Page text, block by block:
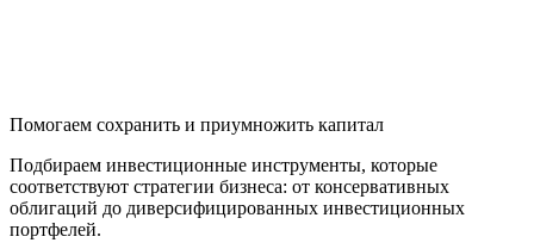
Помогаем сохранить и приумножить капитал
Подбираем инвестиционные инструменты, которые
соответствуют стратегии бизнеса: от консервативных
облигаций до диверсифицированных инвестиционных
портфелей.